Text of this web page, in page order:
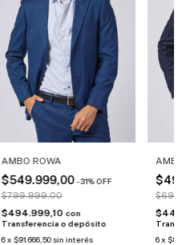
AMBO ROWA
$549.999,00 -31%OFF
$799.999,00
$494.999,10 con
Transferencia o depósito
6 x $91.666,50 sin interés
6x